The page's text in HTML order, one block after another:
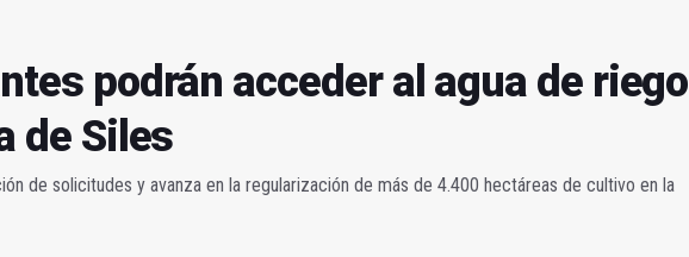
podrán acceder al agua de riego
de Siles
de solicitudes y avanza en la regularización de más de 4.400 hectáreas de cultivo en la